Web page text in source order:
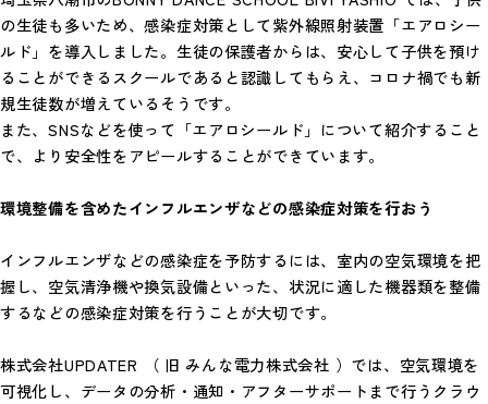
の生徒も多いため、感染症対策として紫外線照射装置「エアロシー
ルド」を導入しました。生徒の保護者からは、安心して子供を預け
ることができるスクールであると認識してもらえ、コロナ禍でも新
規生徒数が増えているそうです。
また、SNSなどを使って「エアロシールド」について紹介すること
で、より安全性をアピールすることができています。
環境整備を含めたインフルエンザなどの感染症対策を行おう
インフルエンザなどの感染症を予防するには、室内の空気環境を把
握し、空気清浄機や換気設備といった、状況に適した機器類を整備
するなどの感染症対策を行うことが大切です。
株式会社UPDATER （ 旧 みんな電力株式会社 ）では、空気環境を
可視化し、データの分析・通知・アフターサポートまで行うクラウ